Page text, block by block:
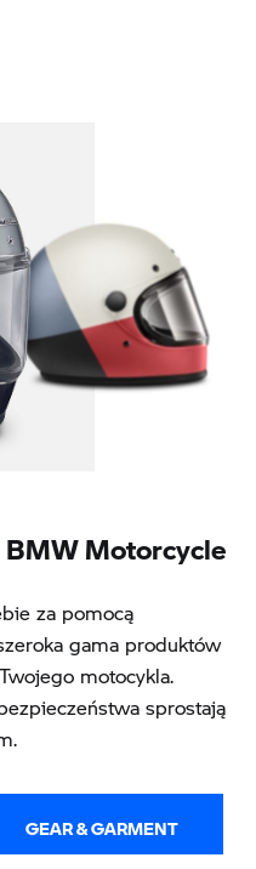
Motorcycle
za pomocą
gama produktów
motocykla.
sprostają
GEAR & GARMENT